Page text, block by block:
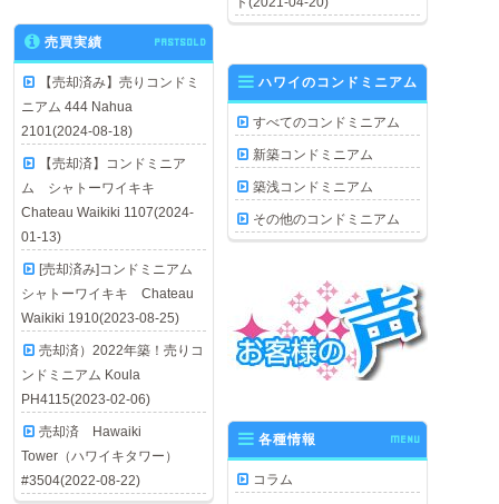
売買実績 PASTSOLD
【売却済み】売りコンドミ
ニアム 444 Nahua
2101(2024-08-18)
【売却済】コンドミニア
ム シャトーワイキキ
Chateau Waikiki 1107(2024-
01-13)
[売却済み]コンドミニアム
シャトーワイキキ Chateau
Waikiki 1910(2023-08-25)
売却済）2022年築！売りコ
ンドミニアム Koula
PH4115(2023-02-06)
売却済 Hawaiki
Tower（ハワイキタワー）
#3504(2022-08-22)
ハワイのコンドミニアム
すべてのコンドミニアム
新築コンドミニアム
築浅コンドミニアム
その他のコンドミニアム
各種情報 MENU
コラム